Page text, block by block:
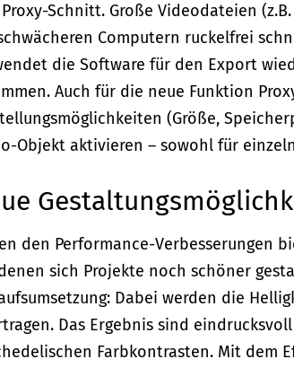
Schnitt. Große Videodateien
Computern ruckelfrei
die Software für den Export
Auch für die neue Funktion
(Größe,
Objekt aktivieren – sowohl für
den Performance-Verbesserungen
sich Projekte noch schöner
Dabei werden die
Das Ergebnis sind
Farbkontrasten. Mit dem